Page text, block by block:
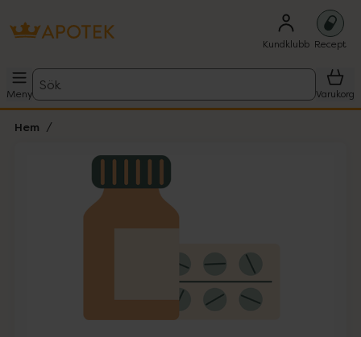
Kundklubb Recept
Meny
Sök
Varukorg
Hem
Lista: . Innehåller 1 objekt.